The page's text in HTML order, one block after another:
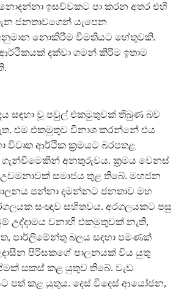
ඉසව්වකට පා කරන අතර එහි
ජනතාවගෙන් යැපෙන
නොකිරීම විමතියට හේතුවකි.
දක්වා ගමන් කිරීම ඉතාම
සඳහා වූ පවුල් එකමුතුවක් තිබුණ බව
එම එකමුතුව විනාශ කරන්නේ එය
විවෘත ආර්ථික ක්‍රමයට බරපතළ
අනතුරුවය. ක්‍රමය වෙනස්
උවමනාවක් සමාජය තුළ තිබේ. මහජන
පන්නා දමන්නට ජනතාව මහ
සංඥාව සහිතවය. අරගලයකට පසු
උද්දාමය වනාහි එකමුතුවක් නැති,
පාර්ලිමේන්තු බලය සඳහා පමණක්
පිරිසකගේ පාලනයක් විය යුතු
සකස් කළ යුතුව තිබේ. වැඩ
පත් කළ යුතුය. දෙස් විදෙස් ආයෝජන,